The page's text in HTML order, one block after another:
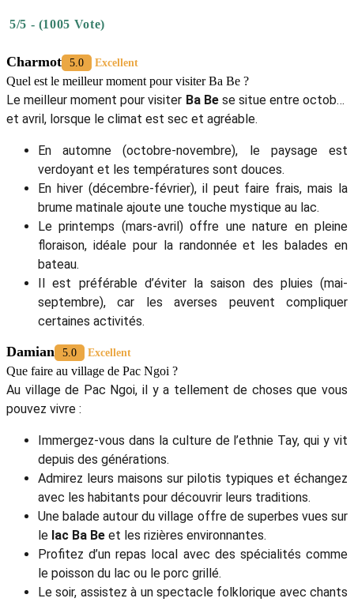
5/5 - (1005 Vote)
Charmot 5.0 Excellent
Quel est le meilleur moment pour visiter Ba Be ?
Le meilleur moment pour visiter Ba Bese situe entre octobre
et avril, lorsque le climat est sec et agréable.
En automne (octobre-novembre), le paysage est
verdoyant et les températures sont douces.
En hiver (décembre-février), il peut faire frais, mais la
brume matinale ajoute une touche mystique au lac.
Le printemps (mars-avril) offre une nature en pleine
floraison, idéale pour la randonnée et les balades en
bateau.
Il est préférable d’éviter la saison des pluies (mai-
septembre), car les averses peuvent compliquer
certaines activités.
Damian 5.0 Excellent
Que faire au village de Pac Ngoi ?
Au village de Pac Ngoi, il y a tellement de choses que vous
pouvez vivre :
Immergez-vous dans la culture de l’ethnie Tay, qui y vit
depuis des générations.
Admirez leurs maisons sur pilotis typiques et échangez
avec les habitants pour découvrir leurs traditions.
Une balade autour du village offre de superbes vues sur
le lac Ba Be et les rizières environnantes.
Profitez d’un repas local avec des spécialités comme
le poisson du lac ou le porc grillé.
Le soir, assistez à un spectacle folklorique avec chants